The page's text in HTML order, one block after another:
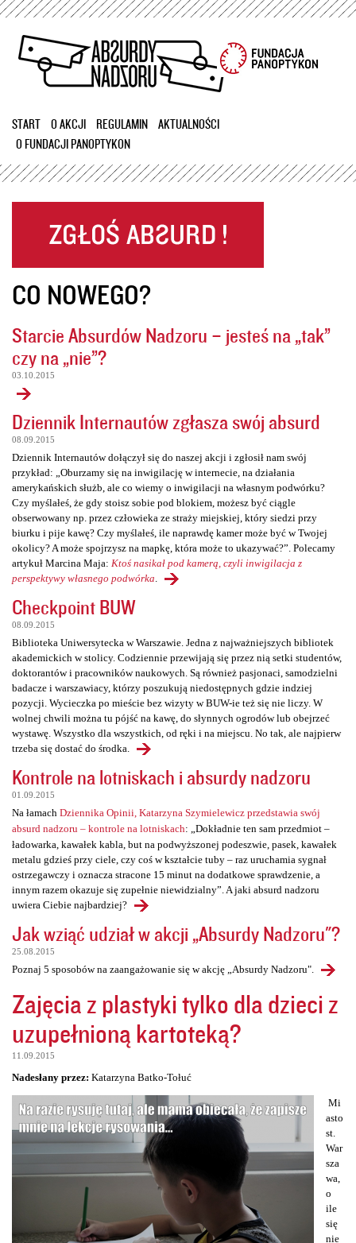
Przejdź
treści
START O AKCJI REGULAMIN
AKTUALNOŚCI
O FUNDACJI PANOPTYKON
CO NOWEGO?
Starcie Absurdów Nadzoru – jesteś na „tak”
czy na „nie”?
03.10.2015
Dziennik Internautów zgłasza swój absurd
08.09.2015
Dziennik Internautów dołączył się do naszej akcji i zgłosił nam swój
przykład: „Oburzamy się na inwigilację w internecie, na działania
amerykańskich służb, ale co wiemy o inwigilacji na własnym podwórku?
Czy myślałeś, że gdy stoisz sobie pod blokiem, możesz być ciągle
obserwowany np. przez człowieka ze straży miejskiej, który siedzi przy
biurku i pije kawę? Czy myślałeś, ile naprawdę kamer może być w Twojej
okolicy? A może spojrzysz na mapkę, która może to ukazywać?”. Polecamy
artykuł Marcina Maja: Ktoś nasikał pod kamerą, czyli inwigilacja z
perspektywy własnego podwórka
Checkpoint BUW
08.09.2015
Biblioteka Uniwersytecka w Warszawie. Jedna z najważniejszych bibliotek
akademickich w stolicy. Codziennie przewijają się przez nią setki studentów,
doktorantów i pracowników naukowych. Są również pasjonaci, samodzielni
badacze i warszawiacy, którzy poszukują niedostępnych gdzie indziej
pozycji. Wycieczka po mieście bez wizyty w BUW-ie też się nie liczy. W
wolnej chwili można tu pójść na kawę, do słynnych ogrodów lub obejrzeć
wystawę. Wszystko dla wszystkich, od ręki i na miejscu. No tak, ale najpierw
trzeba się dostać do środka.
Kontrole na lotniskach i absurdy nadzoru
01.09.2015
Na łamach Dziennika Opinii, Katarzyna Szymielewicz przedstawia swój
absurd nadzoru – kontrole na lotniskach: „Dokładnie ten sam przedmiot –
ładowarka, kawałek kabla, but na podwyższonej podeszwie, pasek, kawałek
metalu gdzieś przy ciele, czy coś w kształcie tuby – raz uruchamia sygnał
ostrzegawczy i oznacza stracone 15 minut na dodatkowe sprawdzenie, a
innym razem okazuje się zupełnie niewidzialny”. A jaki absurd nadzoru
uwiera Ciebie najbardziej?
Jak wziąć udział w akcji „Absurdy Nadzoru"?
25.08.2015
Poznaj 5 sposobów na zaangażowanie się w akcję „Absurdy Nadzoru".
Zajęcia z plastyki tylko dla dzieci z
uzupełnioną kartoteką?
11.09.2015
Nadesłany przez: Katarzyna Batko-Tołuć
Mi
asto
st.
War
sza
wa,
o
ile
się
nie